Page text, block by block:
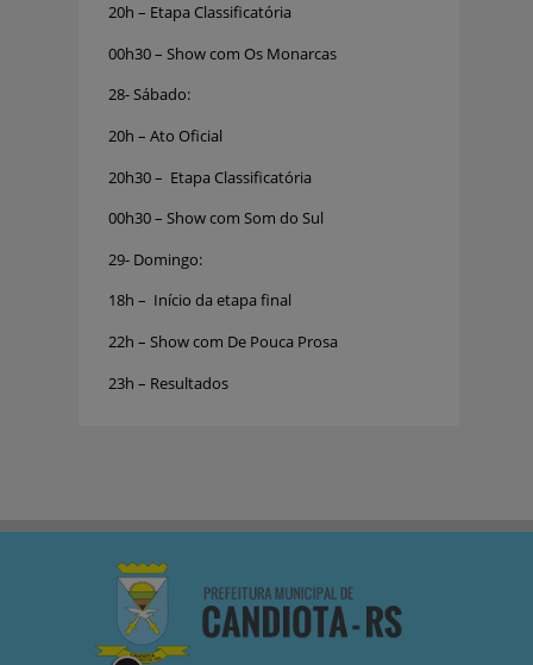
20h – Etapa Classificatória
00h30 – Show com Os Monarcas
28- Sábado:
20h – Ato Oficial
20h30 – Etapa Classificatória
00h30 – Show com Som do Sul
29- Domingo:
18h – Início da etapa final
22h – Show com De Pouca Prosa
23h – Resultados